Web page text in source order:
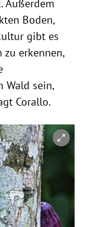
Außerdem
Boden,
gibt es
erkennen,
Wald sein,
Corallo.